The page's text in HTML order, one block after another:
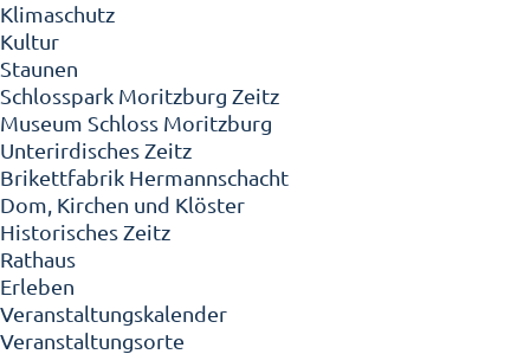
Klimaschutz
Kultur
Staunen
Schlosspark Moritzburg Zeitz
Museum Schloss Moritzburg
Unterirdisches Zeitz
Brikettfabrik Hermannschacht
Dom, Kirchen und Klöster
Historisches Zeitz
Rathaus
Erleben
Veranstaltungskalender
Veranstaltungsorte